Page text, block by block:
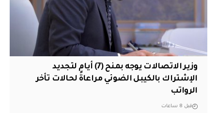
وزير الاتصالات يوجه بمنح (7) أيام لتجديد
الإشتراك بالكيبل الضوئي مراعاةً لحالات تأخر
الرواتب
قبل 8 ساعات